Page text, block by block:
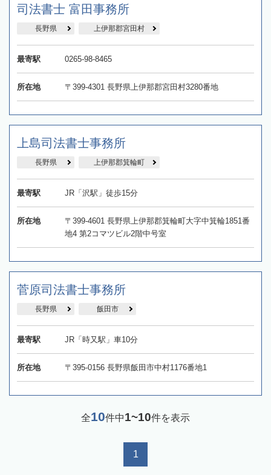
司法書士 富田事務所
長野県 上伊那郡宮田村
最寄駅 0265-98-8465
所在地 〒399-4301 長野県上伊那郡宮田村3280番地
上島司法書士事務所
長野県 上伊那郡箕輪町
最寄駅 JR「沢駅」徒歩15分
所在地
〒399-4601 長野県上伊那郡箕輪町大字中箕輪1851番
地4 第2コマツビル2階中号室
菅原司法書士事務所
長野県 飯田市
最寄駅 JR「時又駅」車10分
所在地 〒395-0156 長野県飯田市中村1176番地1
全10件中1~10件を表示
1